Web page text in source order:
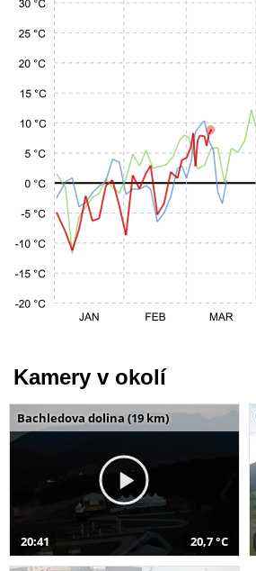
Kamery v okolí
Bachledova dolina (19 km)
20:41 20,7 °C